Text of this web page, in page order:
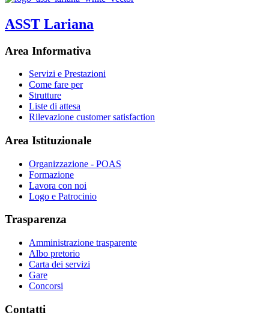
ASST Lariana
Area Informativa
Servizi e Prestazioni
Come fare per
Strutture
Liste di attesa
Rilevazione customer satisfaction
Area Istituzionale
Organizzazione - POAS
Formazione
Lavora con noi
Logo e Patrocinio
Trasparenza
Amministrazione trasparente
Albo pretorio
Carta dei servizi
Gare
Concorsi
Contatti